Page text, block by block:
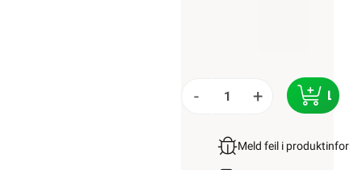
- +
Meld feil i